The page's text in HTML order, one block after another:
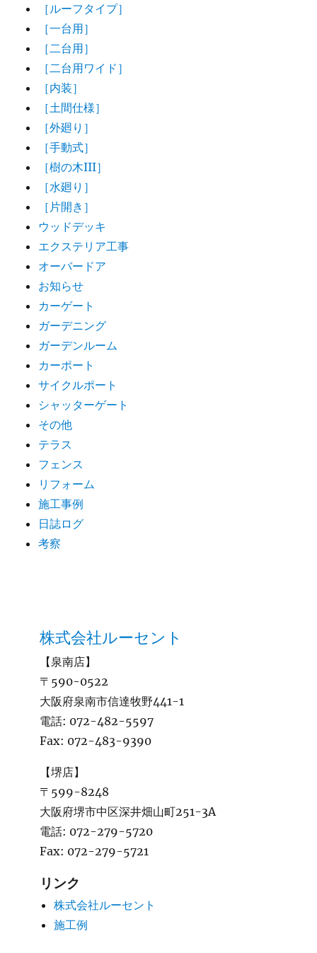
［ルーフタイプ］
［一台用］
［二台用］
［二台用ワイド］
［内装］
［土間仕様］
［外廻り］
［手動式］
［樹の木III］
［水廻り］
［片開き］
ウッドデッキ
エクステリア工事
オーバードア
お知らせ
カーゲート
ガーデニング
ガーデンルーム
カーポート
サイクルポート
シャッターゲート
その他
テラス
フェンス
リフォーム
施工事例
日誌ログ
考察
株式会社ルーセント
【泉南店】
〒590-0522
大阪府泉南市信達牧野441-1
電話: 072-482-5597
Fax: 072-483-9390
【堺店】
〒599-8248
大阪府堺市中区深井畑山町251-3A
電話: 072-279-5720
Fax: 072-279-5721
リンク
株式会社ルーセント
施工例